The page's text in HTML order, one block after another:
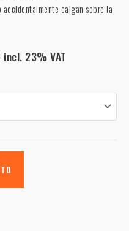
caigan sobre la
incl. 23% VAT